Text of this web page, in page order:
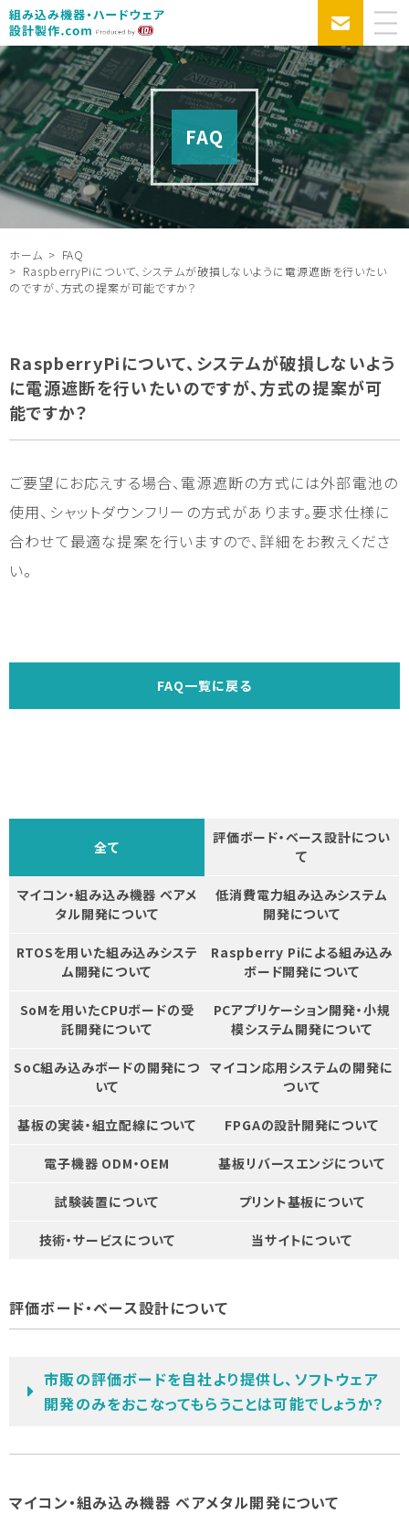
FAQ
ホーム
FAQ
RaspberryPiについて、システムが破損しないように電源遮断を行いたい
のですが、方式の提案が可能ですか？
RaspberryPiについて、システムが破損しないよう
に電源遮断を行いたいのですが、方式の提案が可
能ですか？
ご要望にお応えする場合、電源遮断の方式には外部電池の
使用、シャットダウンフリーの方式があります。要求仕様に
合わせて最適な提案を行いますので、詳細をお教えくださ
い。
FAQ一覧に戻る
全て
評価ボード・ベース設計につい
て
マイコン・組み込み機器 ベアメ
タル開発について
低消費電力組み込みシステム
開発について
RTOSを用いた組み込みシステ
ム開発について
Raspberry Piによる組み込み
ボード開発について
SoMを用いたCPUボードの受
託開発について
PCアプリケーション開発・小規
模システム開発について
SoC組み込みボードの開発につ
いて
マイコン応用システムの開発に
ついて
基板の実装・組立配線について FPGAの設計開発について
電子機器 ODM・OEM 基板リバースエンジについて
試験装置について プリント基板について
技術・サービスについて 当サイトについて
評価ボード・ベース設計について
市販の評価ボードを自社より提供し、ソフトウェア
開発のみをおこなってもらうことは可能でしょうか？
マイコン・組み込み機器 ベアメタル開発について